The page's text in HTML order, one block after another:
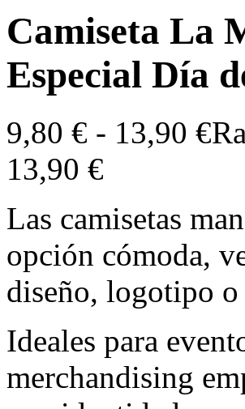
Camiseta La
Especial Día
9,80 € - 13,90 €
13,90 €
Las camisetas
opción cómoda,
diseño, logotipo o
Ideales para
merchandising